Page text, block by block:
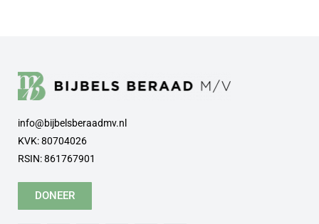
info@bijbelsberaadmv.nl
KVK: 80704026
RSIN: 861767901
DONEER